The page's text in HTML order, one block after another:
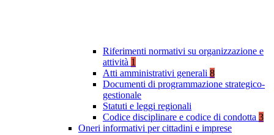
Riferimenti normativi su organizzazione e
attività 1
Atti amministrativi generali 8
Documenti di programmazione strategico-
gestionale
Statuti e leggi regionali
Codice disciplinare e codice di condotta 3
Oneri informativi per cittadini e imprese